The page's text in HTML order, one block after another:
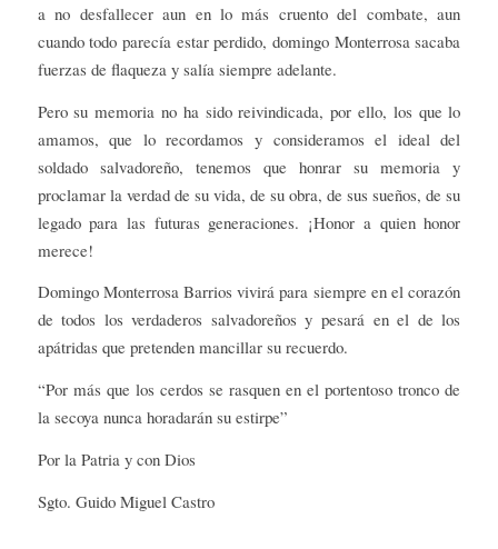
a no desfallecer aun en lo más cruento del combate, aun
cuando todo parecía estar perdido, domingo Monterrosa sacaba
fuerzas de flaqueza y salía siempre adelante.
Pero su memoria no ha sido reivindicada, por ello, los que lo
amamos, que lo recordamos y consideramos el ideal del
soldado salvadoreño, tenemos que honrar su memoria y
proclamar la verdad de su vida, de su obra, de sus sueños, de su
legado para las futuras generaciones. ¡Honor a quien honor
merece!
Domingo Monterrosa Barrios vivirá para siempre en el corazón
de todos los verdaderos salvadoreños y pesará en el de los
apátridas que pretenden mancillar su recuerdo.
“Por más que los cerdos se rasquen en el portentoso tronco de
la secoya nunca horadarán su estirpe”
Por la Patria y con Dios
Sgto. Guido Miguel Castro